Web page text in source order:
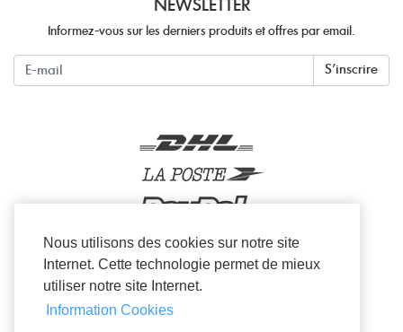
NEWSLETTER
Informez-vous sur les derniers produits et offres par email.
S'inscrire
Facebook
Nous utilisons des cookies sur notre site
Internet. Cette technologie permet de mieux
utiliser notre site Internet.
Information Cookies